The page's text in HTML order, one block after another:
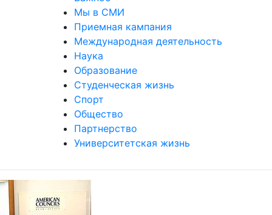
Мы в СМИ
Приемная кампания
Международная деятельность
Наука
Образование
Студенческая жизнь
Спорт
Общество
Партнерство
Университетская жизнь